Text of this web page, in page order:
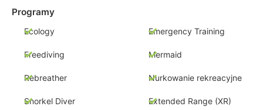
Programy
Ecology Emergency Training
Freediving Mermaid
Rebreather Nurkowanie rekreacyjne
Snorkel Diver Extended Range (XR)